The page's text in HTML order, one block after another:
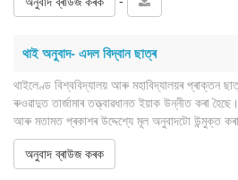
থাই অনুবাদ- এদল বিদ্বান ছাত্ৰ
থাইলেণ্ড বিশ্ববিদ্যালয় আৰু মহাবিদ্যালয়ৰ প্ৰাক্তন
ৰুওৱাদুত তাৰ্জামাৰ তত্ত্বাৱধানত ইয়াক উন্নীত কৰা
আৰু মতামত প্ৰকাশৰ উদ্দেশ্যে মূল অনুবাদটো উন্মুক্ত
অনুবাদ ব্ৰাউজ কৰক